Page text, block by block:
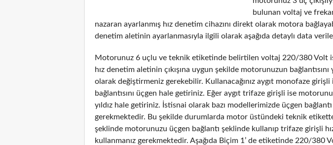
bulunan voltaj ve
nazaran ayarlanmış hız denetim cihazını direkt olarak motora
denetim aletinin ayarlanmasıyla ilgili olarak aşağıda detaylı data
Motorunuz 6 uçlu ve teknik etiketinde belirtilen voltaj 220/380 Volt
hız denetim aletinin çıkışına uygun şekilde motorunuzun bağlantısını
olarak değiştirmeniz gerekebilir. Kullanacağınız aygıt monofaze
bağlantısını üçgen hale getiriniz. Eğer aygıt trifaze girişli ise
yıldız hale getiriniz. İstisnai olarak bazı modellerimizde üçgen
gerekmektedir. Bu şekilde durumlarda motor üstündeki teknik
şeklinde motorunuzu üçgen bağlantı şeklinde kullanıp trifaze girişli
kullanmanız gerekmektedir. Aşağıda Biçim 1’ de etiketinde 220/380